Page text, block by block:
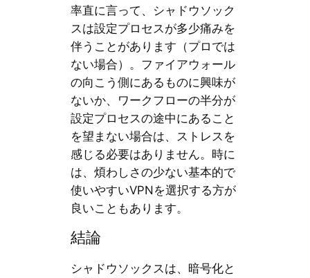
率直に言って、シャドウソック
スは設定プロセスが多少痛みを
伴うことがあります（プロでは
ない場合）。ファイアウォール
の向こう側にあるものに興味が
ないか、ワークフローの半分が
設定プロセスの途中にあること
を望まない場合は、ストレスを
感じる必要はありません。時に
は、煩わしさの少ない基本的で
使いやすいVPNを選択する方が
良いこともあります。
結論
シャドウソックスは、暗号化と